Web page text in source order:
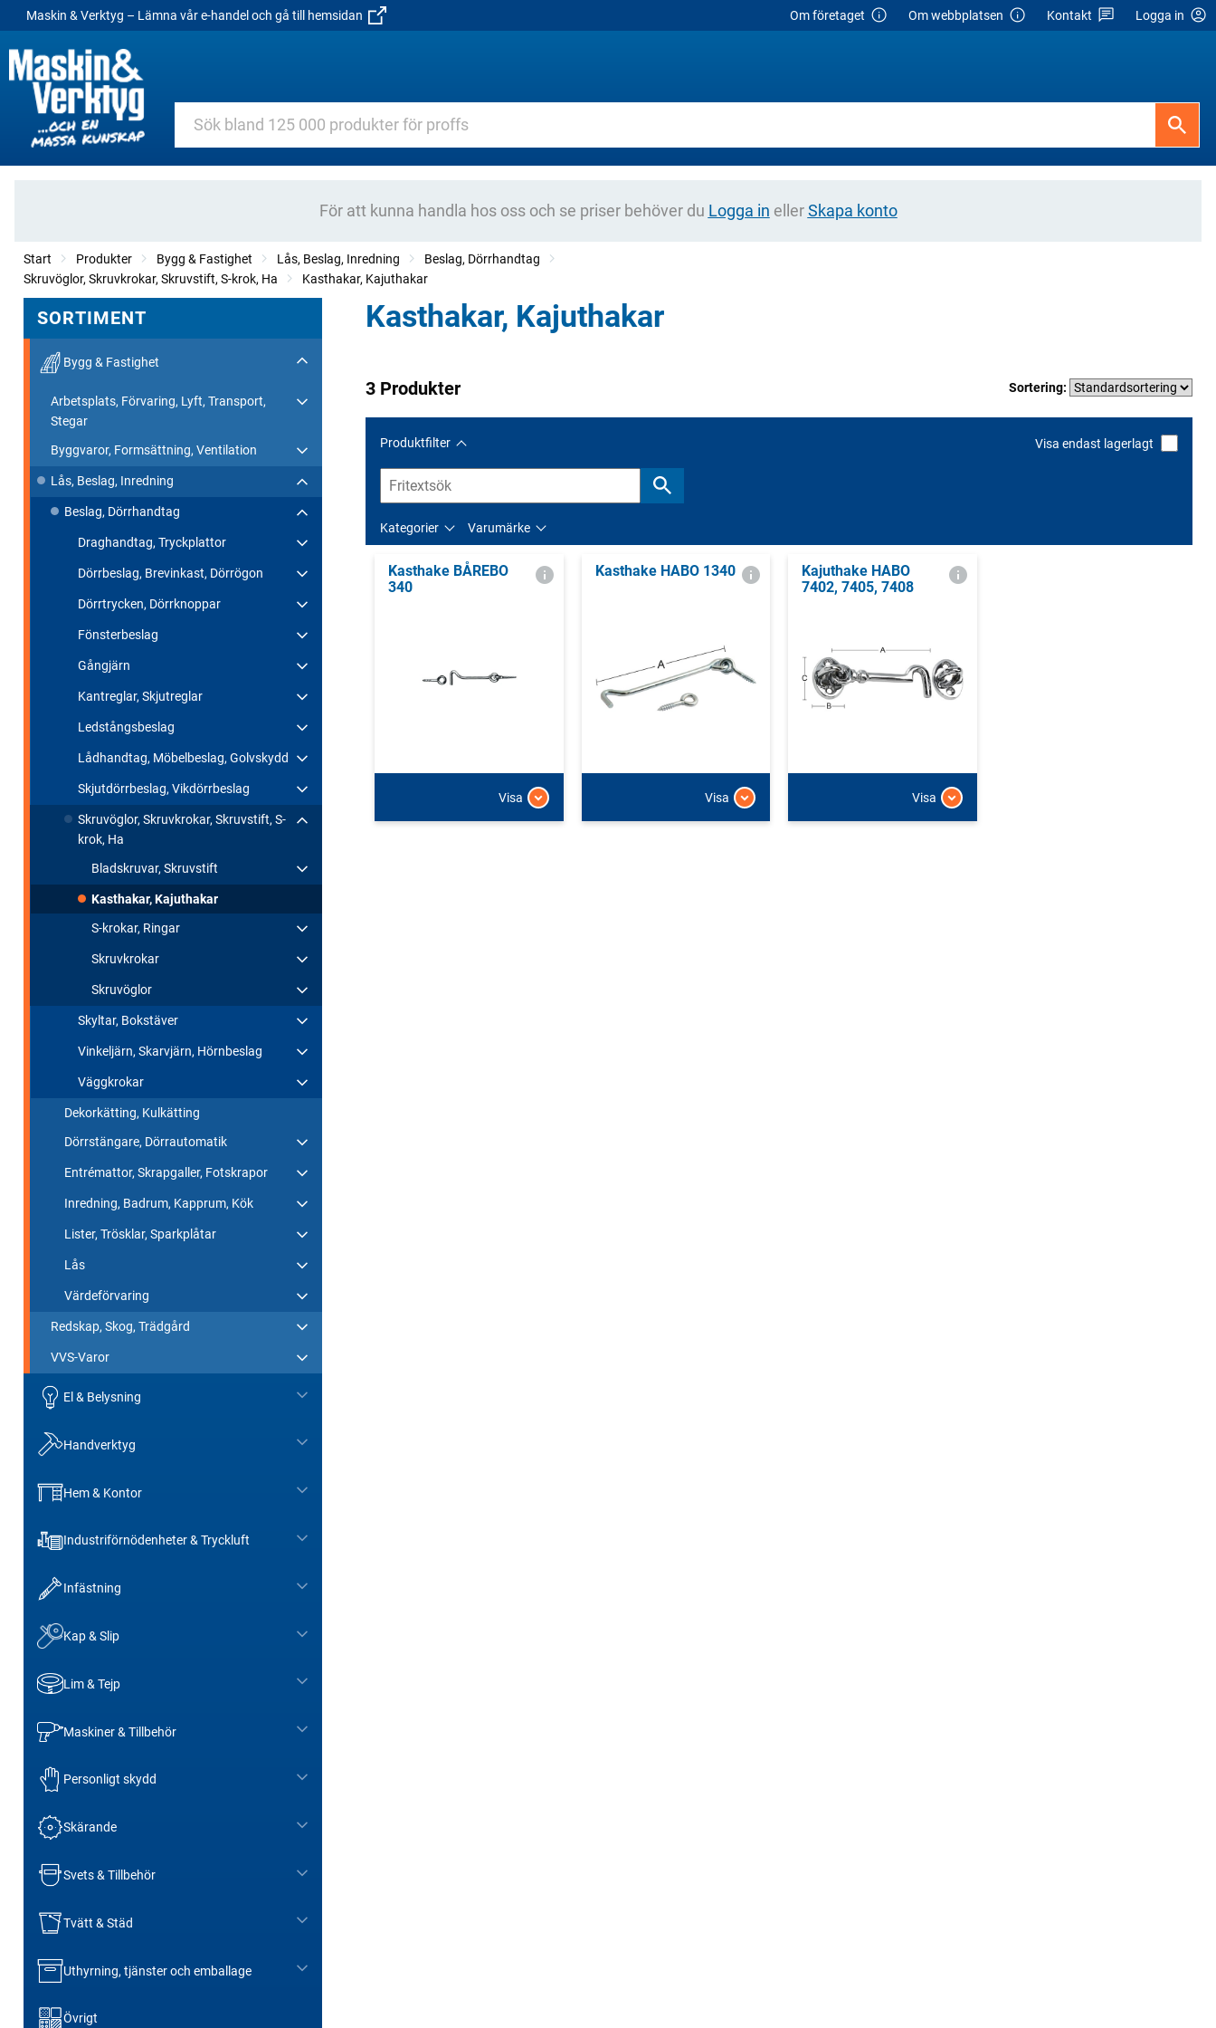
Maskin & Verktyg – Lämna vår e-handel och gå till hemsidan Om företaget Om webbplatsen Kontakt Logga in
För att kunna handla hos oss och se priser behöver du Logga in ellerSkapa konto
Start Produkter Bygg & Fastighet Lås, Beslag, Inredning
Beslag, Dörrhandtag
Skruvöglor, Skruvkrokar, Skruvstift, S-krok, Ha
Kasthakar, Kajuthakar
SORTIMENT
Bygg & Fastighet
Arbetsplats, Förvaring, Lyft, Transport,
Stegar
Byggvaror, Formsättning, Ventilation
Lås, Beslag, Inredning
Beslag, Dörrhandtag
Draghandtag, Tryckplattor
Dörrbeslag, Brevinkast, Dörrögon
Dörrtrycken, Dörrknoppar
Fönsterbeslag
Gångjärn
Kantreglar, Skjutreglar
Ledstångsbeslag
Lådhandtag, Möbelbeslag, Golvskydd
Skjutdörrbeslag, Vikdörrbeslag
Skruvöglor, Skruvkrokar, Skruvstift, S-
krok, Ha
Bladskruvar, Skruvstift
Kasthakar, Kajuthakar
S-krokar, Ringar
Skruvkrokar
Skruvöglor
Skyltar, Bokstäver
Vinkeljärn, Skarvjärn, Hörnbeslag
Väggkrokar
Dekorkätting, Kulkätting
Dörrstängare, Dörrautomatik
Entrémattor, Skrapgaller, Fotskrapor
Inredning, Badrum, Kapprum, Kök
Lister, Trösklar, Sparkplåtar
Lås
Värdeförvaring
Redskap, Skog, Trädgård
VVS-Varor
El & Belysning
Handverktyg
Hem & Kontor
Industriförnödenheter & Tryckluft
Infästning
Kap & Slip
Lim & Tejp
Maskiner & Tillbehör
Personligt skydd
Skärande
Svets & Tillbehör
Tvätt & Städ
Uthyrning, tjänster och emballage
Övrigt
Kasthakar, Kajuthakar
3 Produkter Sortering:
Produktfilter Visa endast lagerlagt
Kategorier Varumärke
Kasthake BÅREBO
340
Visa
Kasthake HABO 1340
Visa
Kajuthake HABO
7402, 7405, 7408
Visa